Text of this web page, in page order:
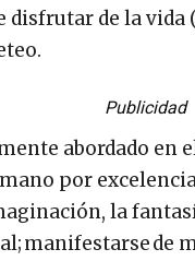
disfrutar de la
Publicidad
abordado en
por
la
manifestarse